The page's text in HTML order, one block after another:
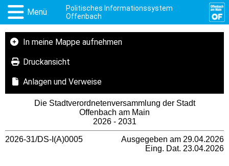
Menü
Politisches Informationssystem
Offenbach
In meine Mappe aufnehmen
Druckansicht
Anlagen und Verweise
Die Stadtverordnetenversammlung der Stadt
Offenbach am Main
2026 - 2031
2026-31/DS-I(A)0005
Ausgegeben am 29.04.2026
Eing. Dat. 23.04.2026